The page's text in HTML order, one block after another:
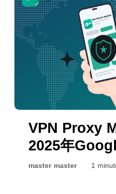
る作品はどこでも
ん。旅行中に、自
画やドラマが見ら
インアップが変わっ
付くユーザーも少
うした地域ごとの
の理由があります
Netflixは、多くの映
て国ごとに個別の
得しています。その
配信されている作品
は他の放送事業者が
換性 異なるVPNプ
ネットワーク環境
先事項に合わせて
強力な暗号化とセキ
るものもあれば、
ーク環境において
性を優先するもの
なVPNプロトコル
ービスは、広く利
準のVPNプロトコル
ます。これらのプロ
ブラウジング、リモ
リーミング、公共
VPN Proxy
2025年
ュリティバ
master master 1